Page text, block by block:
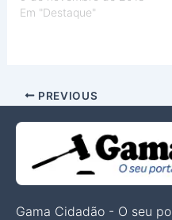
Em "Destaque"
PREVIOUS
Gama Cidadão - O seu